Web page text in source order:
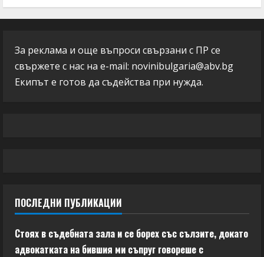
За реклама и още въпроси свързани с ПР се
свържете с нас на e-mail: novinibulgaria@abv.bg
Екипът е готов да съдейства при нужда.
ПОСЛЕДНИ ПУБЛИКАЦИИ
Стоях в съдебната зала и се борех със сълзите, докато
адвокатката на бившия ми съпруг говореше с